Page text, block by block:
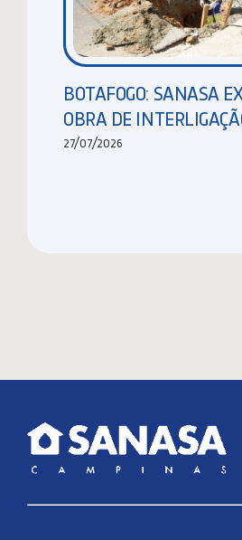
BOTAFOGO: SANASA
OBRA DE
27/07/2026